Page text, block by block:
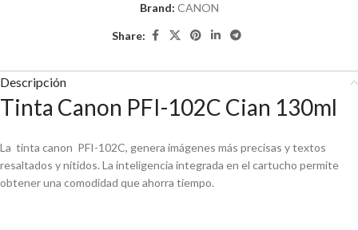
Brand: CANON
Share:
Descripción
Tinta Canon PFI-102C Cian 130ml
La tinta canon PFI-102C, genera imágenes más precisas y textos
resaltados y nítidos. La inteligencia integrada en el cartucho permite
obtener una comodidad que ahorra tiempo.